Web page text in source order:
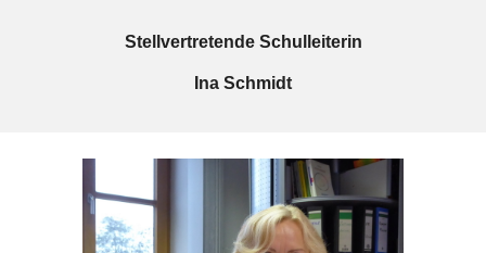
Stellvertretende Schulleiterin
Ina Schmidt